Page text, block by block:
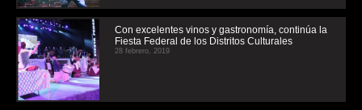
Con excelentes vinos y gastronomía, continúa la
Fiesta Federal de los Distritos Culturales
28 febrero, 2019